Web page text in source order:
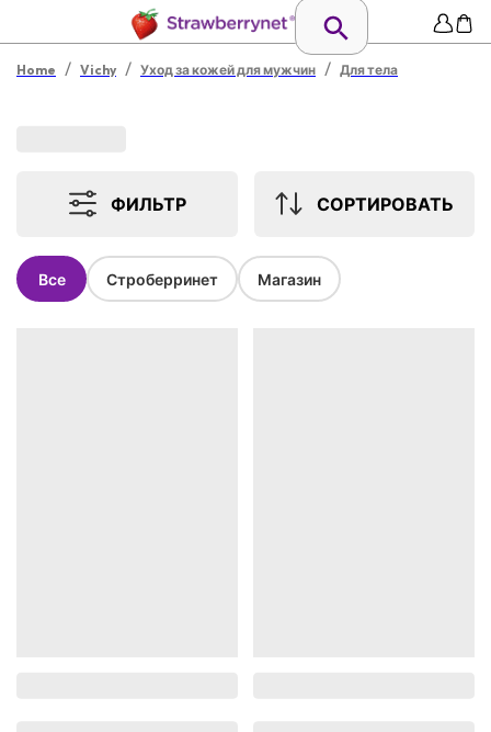
Home / Vichy / Уход за кожей для мужчин / Для тела
ФИЛЬТР СОРТИРОВАТЬ
Все Строберринет Магазин